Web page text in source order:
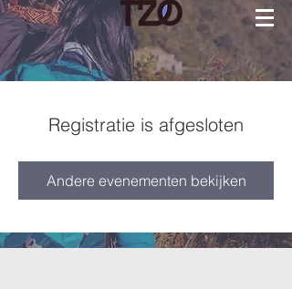
Registratie is afgesloten
Andere evenementen bekijken